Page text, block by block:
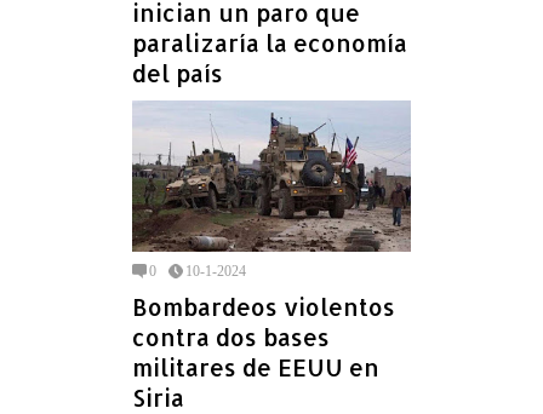
inician un paro que
paralizaría la economía
del país
0 10-1-2024
Bombardeos violentos
contra dos bases
militares de EEUU en
Siria